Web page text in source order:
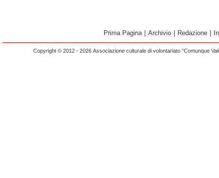
Prima Pagina | Archivio | Redazione |
Copyright © 2012 - 2026 Associazione culturale di volontariato “Comunque